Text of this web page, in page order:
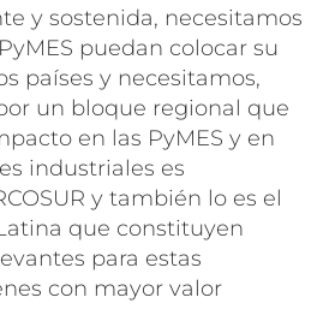
y sostenida, necesitamos
puedan colocar su
países y necesitamos,
un bloque regional que
en las PyMES y en
industriales es
y también lo es el
que constituyen
para estas
con mayor valor